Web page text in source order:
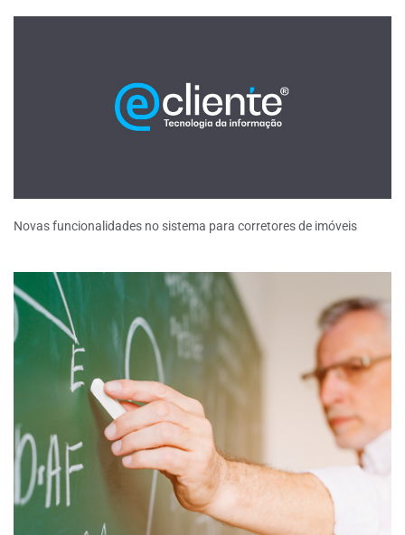
Novas funcionalidades no sistema para corretores de imóveis